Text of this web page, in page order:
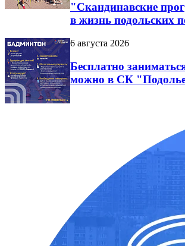
"Скандинавские
в жизнь подольских
6 августа 2026
Бесплатно
можно в СК